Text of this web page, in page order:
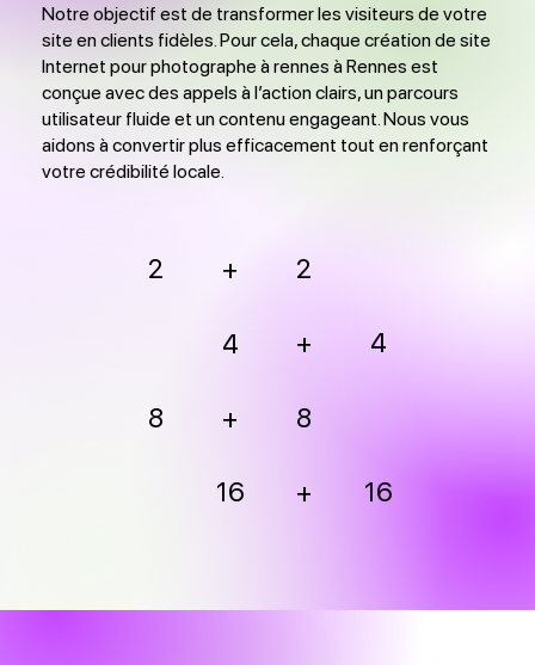
Notre objectif est de transformer les visiteurs de votre
site en clients fidèles. Pour cela, chaque création de site
Internet pour photographe à rennes à Rennes est
conçue avec des appels à l’action clairs, un parcours
utilisateur fluide et un contenu engageant. Nous vous
aidons à convertir plus efficacement tout en renforçant
votre crédibilité locale.
2 + 2
4 + 4
8 + 8
16 + 16